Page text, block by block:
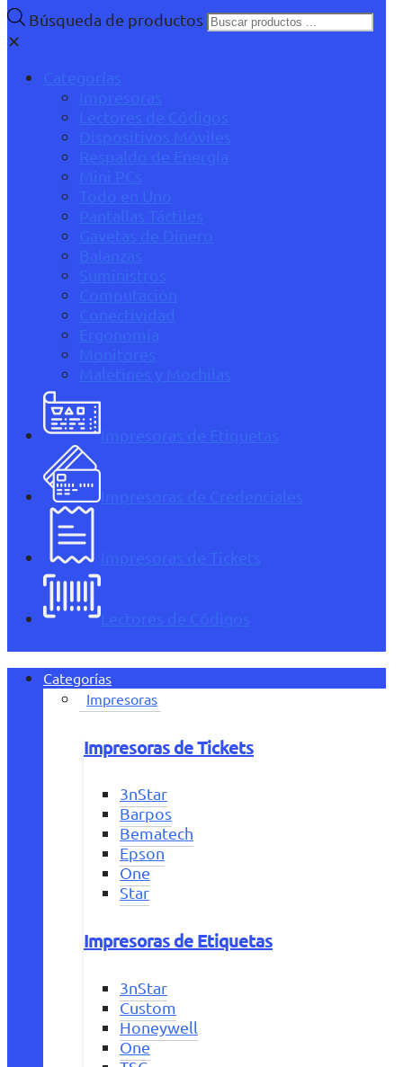
Búsqueda de productos
✕
Categorías
Impresoras
Lectores de Códigos
Dispositivos Móviles
Respaldo de Energía
Mini PCs
Todo en Uno
Pantallas Táctiles
Gavetas de Dinero
Balanzas
Suministros
Computación
Conectividad
Ergonomía
Monitores
Maletines y Mochilas
Impresoras de Etiquetas
Impresoras de Credenciales
Impresoras de Tickets
Lectores de Códigos
Categorías
Impresoras
Impresoras de Tickets
3nStar
Barpos
Bematech
Epson
One
Star
Impresoras de Etiquetas
3nStar
Custom
Honeywell
One